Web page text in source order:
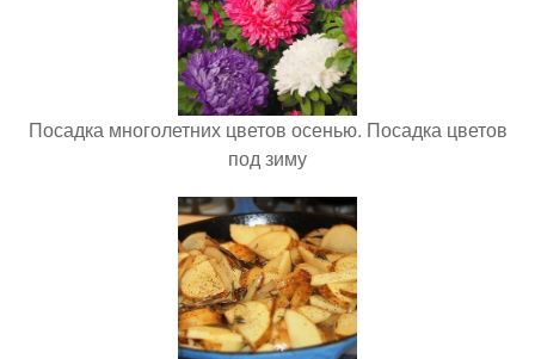
Посадка многолетних цветов осенью. Посадка цветов
под зиму